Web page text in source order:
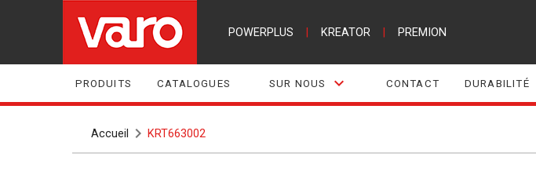
POWERPLUS KREATOR PREMION
PRODUITS CATALOGUES SUR NOUS CONTACT DURABILITÉ
Accueil KRT663002